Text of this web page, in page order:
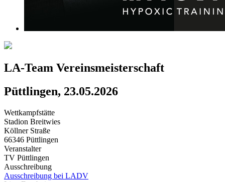
LA-Team Vereinsmeisterschaft
Püttlingen, 23.05.2026
Wettkampfstätte
Stadion Breitwies
Köllner Straße
66346 Püttlingen
Veranstalter
TV Püttlingen
Ausschreibung
Ausschreibung bei LADV